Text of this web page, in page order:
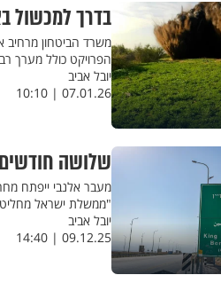
בדרך למכשול באורך 500 ק״מ: משרד הביטחון מרחיב
משרד הביטחון מרחיב
הפרויקט כולל מערך רב-שכבתי לאורך כ-500
יובל אביב
07.01.26 | 10:10
שלושה
"ממשלת ישראל
יובל אביב
09.12.25 | 14:40